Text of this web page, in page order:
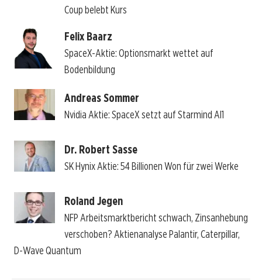
Coup belebt Kurs
Felix Baarz
SpaceX-Aktie: Optionsmarkt wettet auf
Bodenbildung
Andreas Sommer
Nvidia Aktie: SpaceX setzt auf Starmind AI1
Dr. Robert Sasse
SK Hynix Aktie: 54 Billionen Won für zwei Werke
Roland Jegen
NFP Arbeitsmarktbericht schwach, Zinsanhebung
verschoben? Aktienanalyse Palantir, Caterpillar,
D-Wave Quantum